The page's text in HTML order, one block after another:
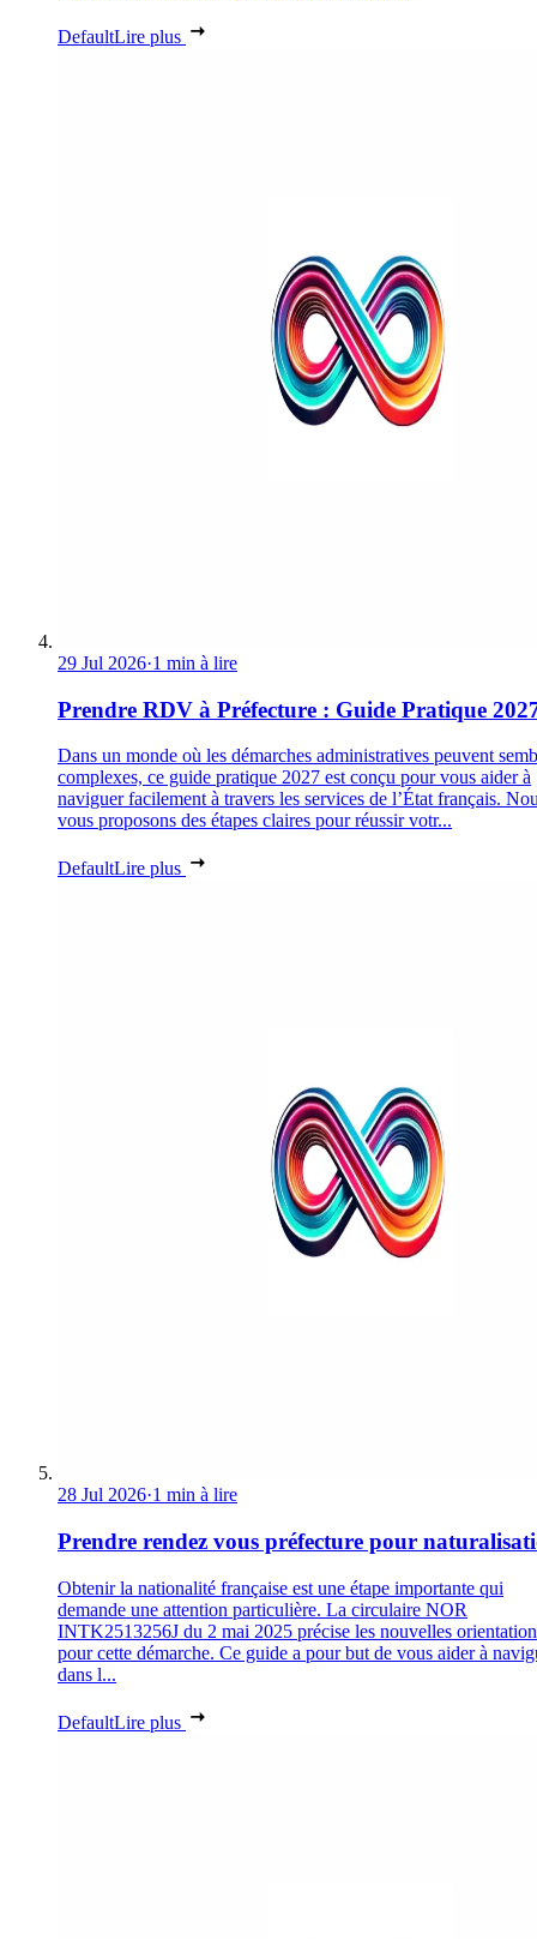
DefaultLire plus
29 Jul 2026·1 min à lire
Prendre RDV à Préfecture : Guide Pratique
Dans un monde où les démarches administratives peuvent
complexes, ce guide pratique 2027 est conçu pour vous aider à
naviguer facilement à travers les services de l’État français.
vous proposons des étapes claires pour réussir votr...
DefaultLire plus
28 Jul 2026·1 min à lire
Prendre rendez vous préfecture pour
Obtenir la nationalité française est une étape importante qui
demande une attention particulière. La circulaire NOR
INTK2513256J du 2 mai 2025 précise les nouvelles
pour cette démarche. Ce guide a pour but de vous aider à
dans l...
DefaultLire plus